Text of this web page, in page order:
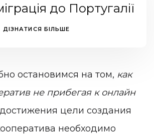
до Португалії
ДІЗНАТИСЯ БІЛЬШЕ
остановимся на том, как
не прибегая к онлайн
цели создания
необходимо